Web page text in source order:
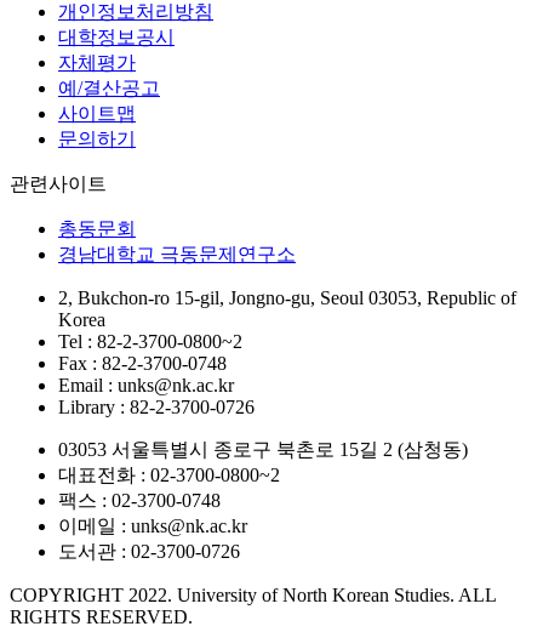
개인정보처리방침
대학정보공시
자체평가
예/결산공고
사이트맵
문의하기
관련사이트
총동문회
경남대학교 극동문제연구소
2, Bukchon-ro 15-gil, Jongno-gu, Seoul 03053, Republic of
Korea
Tel : 82-2-3700-0800~2
Fax : 82-2-3700-0748
Email : unks@nk.ac.kr
Library : 82-2-3700-0726
03053 서울특별시 종로구 북촌로 15길 2 (삼청동)
대표전화 : 02-3700-0800~2
팩스 : 02-3700-0748
이메일 : unks@nk.ac.kr
도서관 : 02-3700-0726
COPYRIGHT 2022. University of North Korean Studies. ALL
RIGHTS RESERVED.